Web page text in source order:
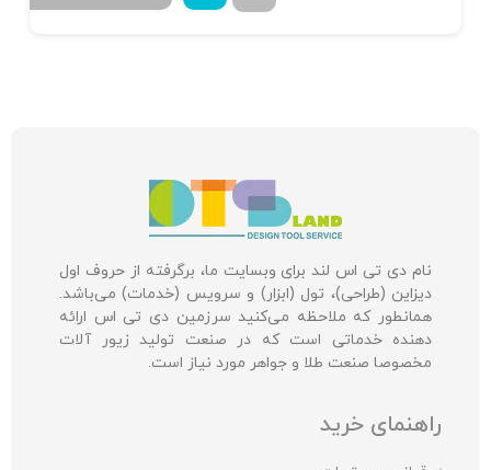
نام دی تی اس لند برای وبسایت ما، برگرفته از حروف اول
دیزاین (طراحی)، تول (ابزار) و سرویس (خدمات) می‌باشد.
همانطور که ملاحظه می‌کنید سرزمین دی تی اس ارائه
دهنده خدماتی است که در صنعت تولید زیور آلات
مخصوصا صنعت طلا و جواهر مورد نیاز است.
راهنمای خرید